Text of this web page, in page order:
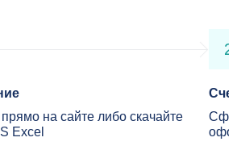
на сайте либо скачайте
Excel
2